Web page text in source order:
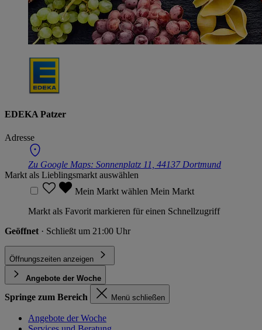
EDEKA Patzer
Adresse
Zu Google Maps: Sonnenplatz 11, 44137 Dortmund
Markt als Lieblingsmarkt auswählen
Mein Markt wählen Mein Markt
Markt als Favorit markieren für einen Schnellzugriff
Geöffnet · Schließt um 21:00 Uhr
Öffnungszeiten anzeigen
Angebote der Woche
Springe zum Bereich Menü schließen
Angebote der Woche